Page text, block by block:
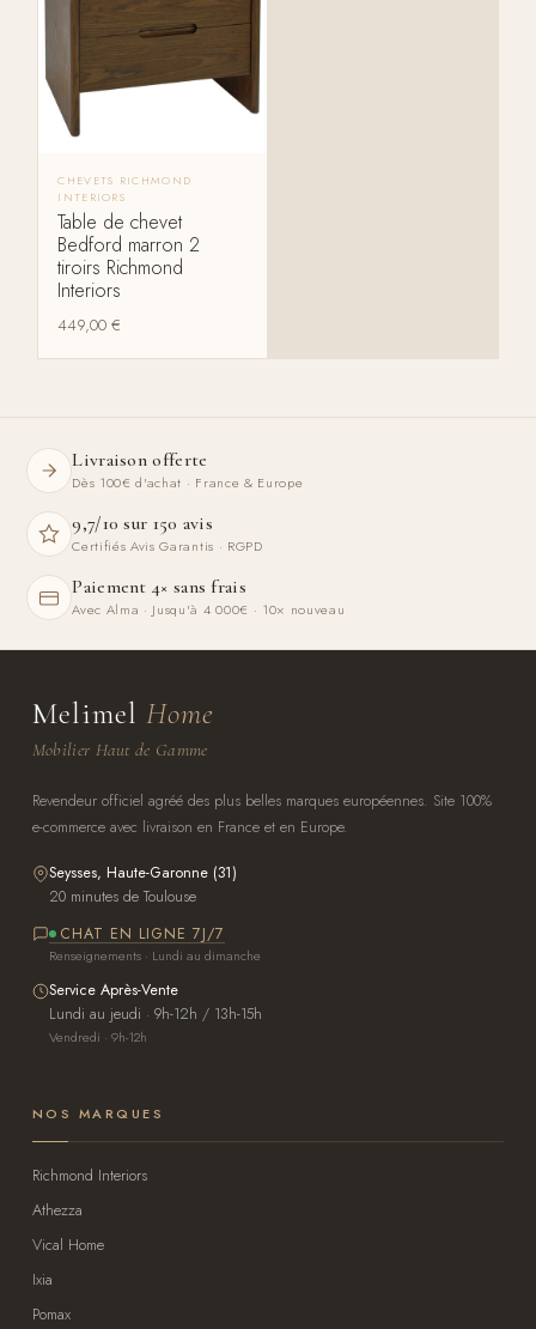
CHEVETS RICHMOND
INTERIORS
Table de chevet
Bedford marron 2
tiroirs Richmond
Interiors
449,00€
Livraison offerte
Dès 100€ d'achat · France & Europe
9,7/10 sur 150 avis
Certifiés Avis Garantis · RGPD
Paiement 4× sans frais
Avec Alma · Jusqu'à 4 000€ · 10× nouveau
Melimel Home
Mobilier Haut de Gamme
Revendeur officiel agréé des plus belles marques européennes. Site 100%
e-commerce avec livraison en France et en Europe.
Seysses, Haute-Garonne (31)
20 minutes de Toulouse
CHAT EN LIGNE 7J/7
Renseignements · Lundi au dimanche
Service Après-Vente
Lundi au jeudi · 9h-12h / 13h-15h
Vendredi · 9h-12h
NOS MARQUES
Richmond Interiors
Athezza
Vical Home
Ixia
Pomax